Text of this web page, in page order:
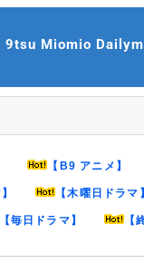
Miomio
【B9 アニメ】
【木曜日ドラマ】
毎日ドラマ】 【